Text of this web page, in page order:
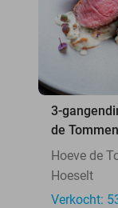
3-
de Tommen
Hoeve de
Hoeselt
Verkocht: